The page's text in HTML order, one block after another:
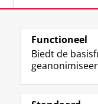
Volg
Functioneel
Biedt de